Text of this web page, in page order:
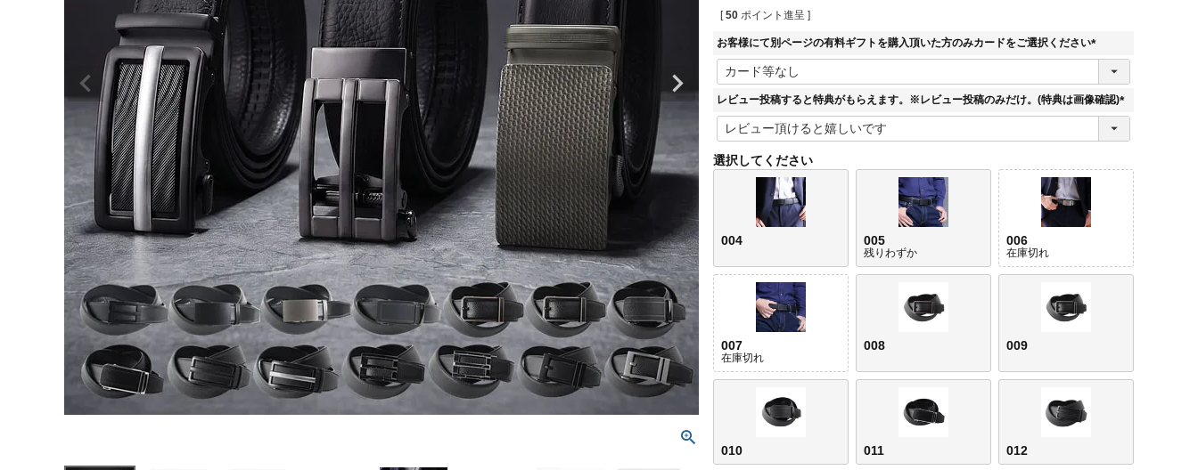
[ 50 ポイント進呈 ]
お客様にて別ページの有料ギフトを購入頂いた方のみカードをご選択ください
(
須
レビュー投稿すると特典がもらえます。※レビュー投稿のみだけ。(特典は画像確認)
(
)
選択してください
004 005
残りわずか
006
在庫切れ
007
在庫切れ
008 009
010 011 012